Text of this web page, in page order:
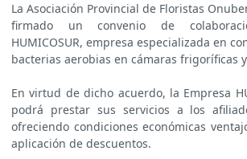
La Asociación Provincial de Floristas
firmado un convenio de
HUMICOSUR, empresa especializada en
bacterias aerobias en cámaras frigoríficas
En virtud de dicho acuerdo, la Empresa
podrá prestar sus servicios a los
ofreciendo condiciones económicas
aplicación de descuentos.